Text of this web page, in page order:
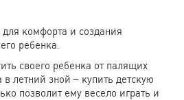
комфорта и создания
ребенка.
своего ребенка от палящих
летний зной – купить детскую
позволит ему весело играть и